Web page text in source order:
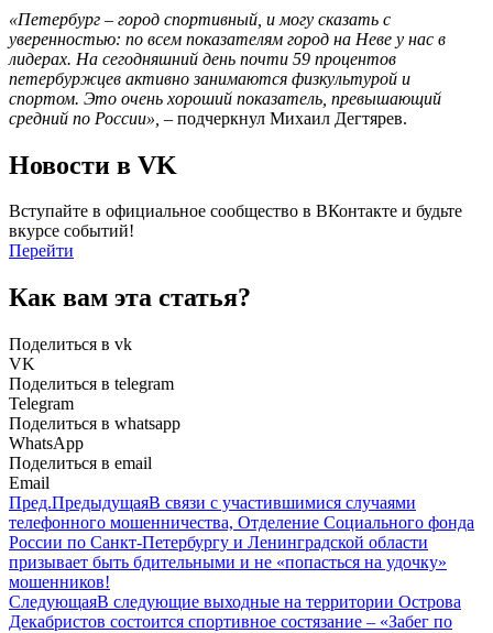
«Петербург – город спортивный, и могу сказать с
уверенностью: по всем показателям город на Неве у нас в
лидерах. На сегодняшний день почти 59 процентов
петербуржцев активно занимаются физкультурой и
спортом. Это очень хороший показатель, превышающий
средний по России», – подчеркнул Михаил Дегтярев.
Новости в VK
Вступайте в официальное сообщество в ВКонтакте и будьте
вкурсе событий!
Перейти
Как вам эта статья?
Поделиться в vk
VK
Поделиться в telegram
Telegram
Поделиться в whatsapp
WhatsApp
Поделиться в email
Email
Пред.ПредыдущаяВ связи с участившимися случаями
телефонного мошенничества, Отделение Социального фонда
России по Санкт-Петербургу и Ленинградской области
призывает быть бдительными и не «попасться на удочку»
мошенников!
СледующаяВ следующие выходные на территории Острова
Декабристов состоится спортивное состязание – «Забег по